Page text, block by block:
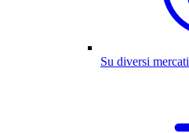
Su diversi mercati